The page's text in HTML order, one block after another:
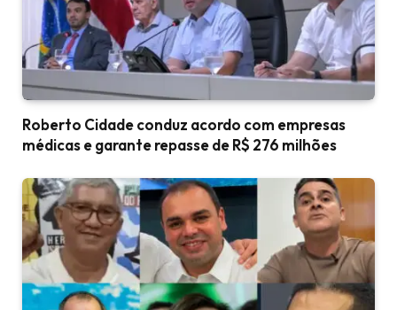
Roberto Cidade conduz acordo com empresas
médicas e garante repasse de R$ 276 milhões